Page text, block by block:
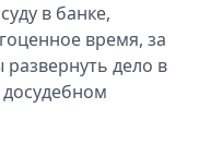
в банке,
время, за
дело в